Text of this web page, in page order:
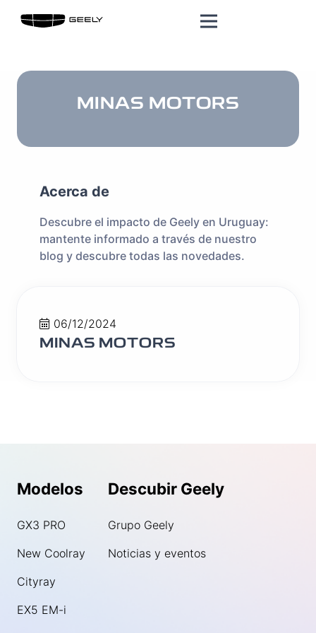
MINAS MOTORS
06/12/2024
MINAS MOTORS
Acerca de
Descubre el impacto de Geely en Uruguay:
mantente informado a través de nuestro
blog y descubre todas las novedades.
Modelos
GX3 PRO
New Coolray
Cityray
EX5 EM-i
Descubir Geely
Grupo Geely
Noticias y eventos